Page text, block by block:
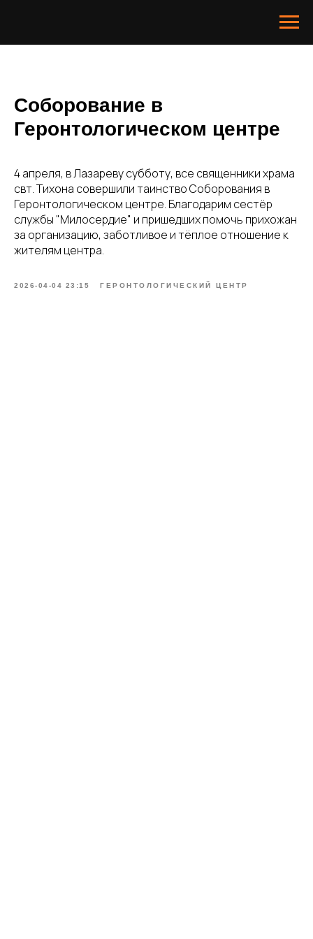
Соборование в
Геронтологическом центре
4 апреля, в Лазареву субботу, все священники храма
свт. Тихона совершили таинство Соборования в
Геронтологическом центре. Благодарим сестёр
службы "Милосердие" и пришедших помочь прихожан
за организацию, заботливое и тёплое отношение к
жителям центра.
2026-04-04 23:15 ГЕРОНТОЛОГИЧЕСКИЙ ЦЕНТР